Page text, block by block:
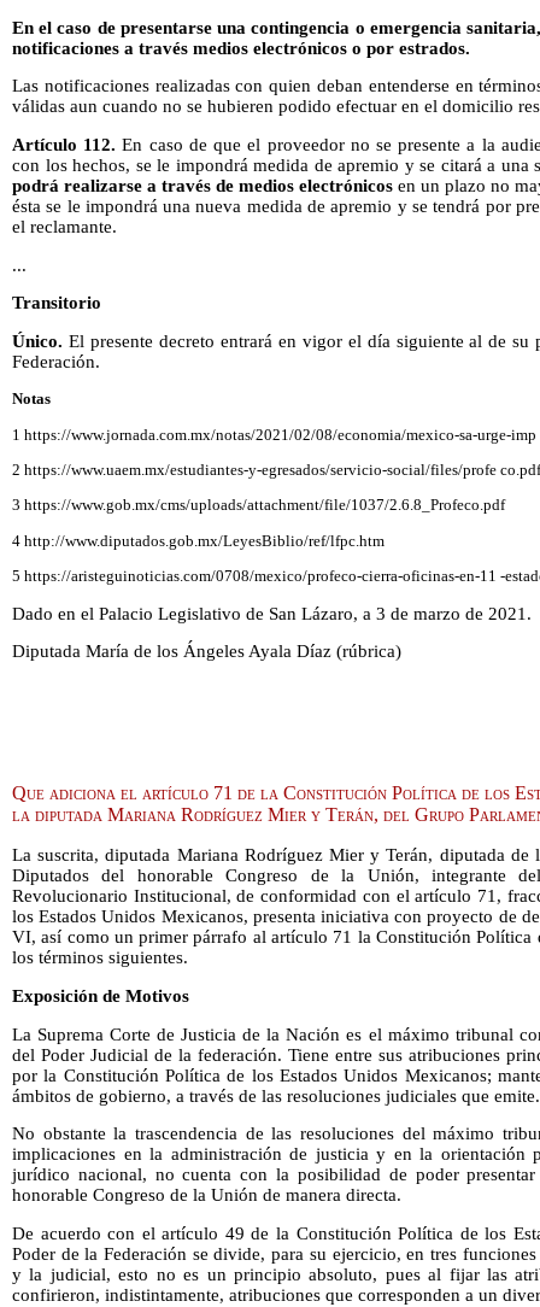
En el caso de presentarse una contingencia o emergencia
notificaciones a través medios electrónicos o por estrados.
Las notificaciones realizadas con quien deban entenderse en
válidas aun cuando no se hubieren podido efectuar en el domicilio
Artículo 112. En caso de que el proveedor no se presente a la
con los hechos, se le impondrá medida de apremio y se citará a una
podrá realizarse a través de medios electrónicos en un plazo no
ésta se le impondrá una nueva medida de apremio y se tendrá por
el reclamante.
...
Transitorio
Único. El presente decreto entrará en vigor el día siguiente al de
Federación.
Notas
1 https://www.jornada.com.mx/notas/2021/02/08/economia/mexico-sa-urge-
2 https://www.uaem.mx/estudiantes-y-egresados/servicio-social/files/profe co.pdf
3 https://www.gob.mx/cms/uploads/attachment/file/1037/2.6.8_Profeco.pdf
4 http://www.diputados.gob.mx/LeyesBiblio/ref/lfpc.htm
5 https://aristeguinoticias.com/0708/mexico/profeco-cierra-oficinas-en-11 -
Dado en el Palacio Legislativo de San Lázaro, a 3 de marzo de 2021.
Diputada María de los Ángeles Ayala Díaz (rúbrica)
Que adiciona el artículo 71 de la Constitución Política de los
la diputada Mariana Rodríguez Mier y Terán, del Grupo
La suscrita, diputada Mariana Rodríguez Mier y Terán, diputada
Diputados del honorable Congreso de la Unión, integrante
Revolucionario Institucional, de conformidad con el artículo 71,
los Estados Unidos Mexicanos, presenta iniciativa con proyecto de
VI, así como un primer párrafo al artículo 71 la Constitución Política
los términos siguientes.
Exposición de Motivos
La Suprema Corte de Justicia de la Nación es el máximo tribunal
del Poder Judicial de la federación. Tiene entre sus atribuciones
por la Constitución Política de los Estados Unidos Mexicanos;
ámbitos de gobierno, a través de las resoluciones judiciales que emite.
No obstante la trascendencia de las resoluciones del máximo
implicaciones en la administración de justicia y en la orientación
jurídico nacional, no cuenta con la posibilidad de poder
honorable Congreso de la Unión de manera directa.
De acuerdo con el artículo 49 de la Constitución Política de los
Poder de la Federación se divide, para su ejercicio, en tres
y la judicial, esto no es un principio absoluto, pues al fijar las
confirieron, indistintamente, atribuciones que corresponden a un